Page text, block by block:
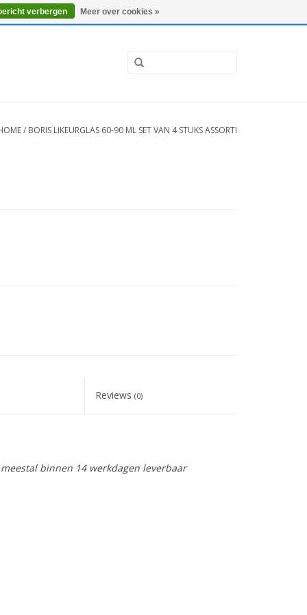
0 Artikelen - €0,00 Mijn account / Registreren
/ BORIS LIKEURGLAS 60-90 ML SET VAN 4 STUKS ASSORTI
Reviews(0)
binnen 14 werkdagen leverbaar
verbergen Meer over cookies »